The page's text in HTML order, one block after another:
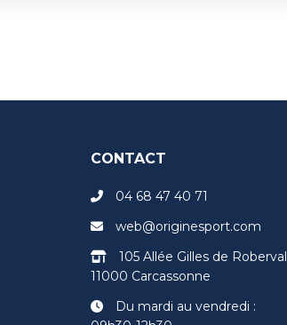
CONTACT
04 68 47 40 71
web@originesport.com
105 Allée Gilles de Roberval
11000 Carcassonne
Du mardi au vendredi :